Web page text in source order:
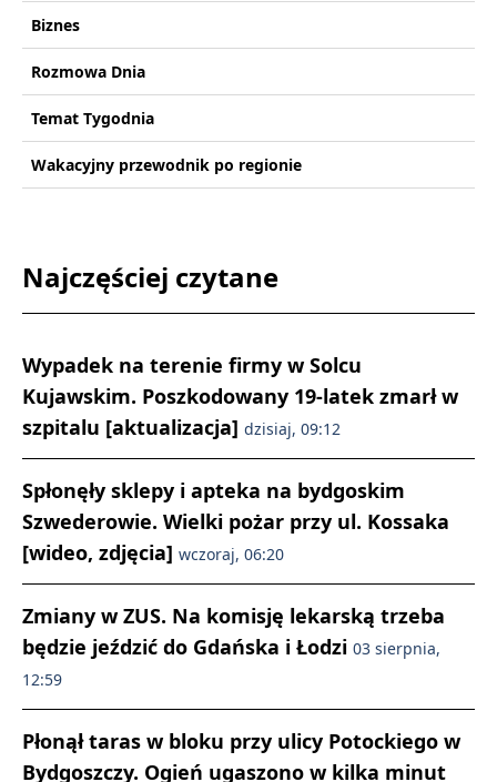
Biznes
Rozmowa Dnia
Temat Tygodnia
Wakacyjny przewodnik po regionie
Najczęściej czytane
Wypadek na terenie firmy w Solcu
Kujawskim. Poszkodowany 19-latek zmarł w
szpitalu [aktualizacja] dzisiaj, 09:12
Spłonęły sklepy i apteka na bydgoskim
Szwederowie. Wielki pożar przy ul. Kossaka
[wideo, zdjęcia] wczoraj, 06:20
Zmiany w ZUS. Na komisję lekarską trzeba
będzie jeździć do Gdańska i Łodzi 03 sierpnia,
12:59
Płonął taras w bloku przy ulicy Potockiego w
Bydgoszczy. Ogień ugaszono w kilka minut